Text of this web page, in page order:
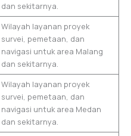
dan sekitarnya.
Wilayah layanan proyek
survei, pemetaan, dan
navigasi untuk area Malang
dan sekitarnya.
Wilayah layanan proyek
survei, pemetaan, dan
navigasi untuk area Medan
dan sekitarnya.